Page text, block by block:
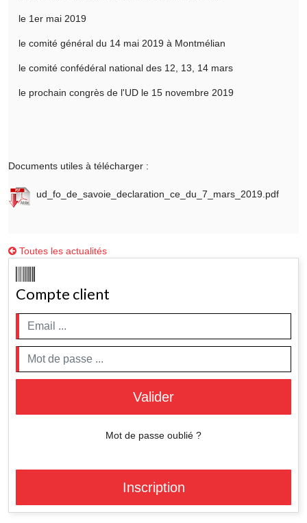
le 1er mai 2019
le comité général du 14 mai 2019 à Montmélian
le comité confédéral national des 12, 13, 14 mars
le prochain congrès de l'UD le 15 novembre 2019
Documents utiles à télécharger :
ud_fo_de_savoie_declaration_ce_du_7_mars_2019.pdf
Toutes les actualités
Compte client
Valider
Mot de passe oublié ?
Inscription